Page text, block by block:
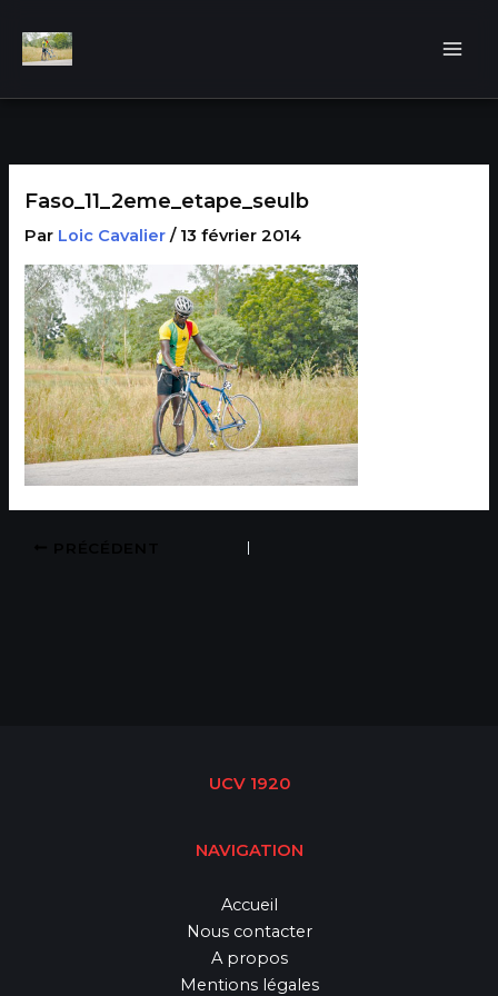
contenu
Faso_11_2eme_etape_seulb
Par Loic Cavalier/ 13 février 2014
UCV 1920
NAVIGATION
Accueil
Nous contacter
A propos
Mentions légales